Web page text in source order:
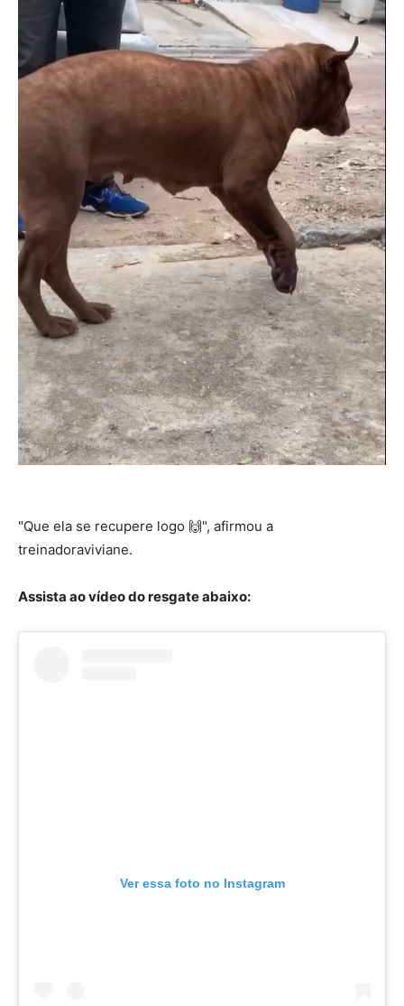
"Que ela se recupere logo 🙌", afirmou a
treinadoraviviane.
Assista ao vídeo do resgate abaixo:
Ver essa foto no Instagram